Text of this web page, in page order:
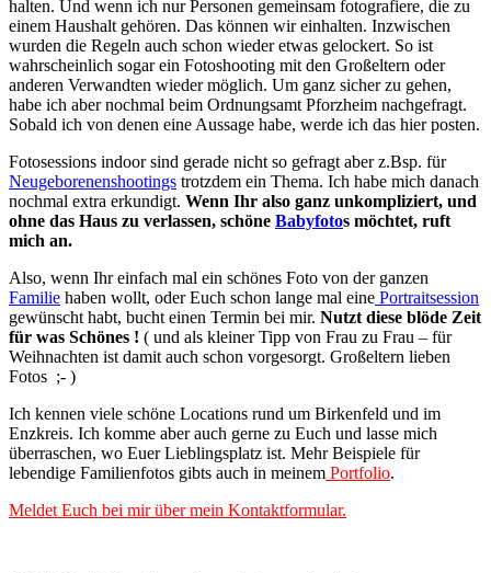
halten. Und wenn ich nur Personen gemeinsam fotografiere, die zu
einem Haushalt gehören. Das können wir einhalten. Inzwischen
wurden die Regeln auch schon wieder etwas gelockert. So ist
wahrscheinlich sogar ein Fotoshooting mit den Großeltern oder
anderen Verwandten wieder möglich. Um ganz sicher zu gehen,
habe ich aber nochmal beim Ordnungsamt Pforzheim nachgefragt.
Sobald ich von denen eine Aussage habe, werde ich das hier posten.
Fotosessions indoor sind gerade nicht so gefragt aber z.Bsp. für
Neugeborenenshootings trotzdem ein Thema. Ich habe mich danach
nochmal extra erkundigt. Wenn Ihr also ganz unkompliziert, und
ohne das Haus zu verlassen, schöne Babyfotos möchtet, ruft
mich an.
Also, wenn Ihr einfach mal ein schönes Foto von der ganzen
Familie haben wollt, oder Euch schon lange mal eine Portraitsession
gewünscht habt, bucht einen Termin bei mir. Nutzt diese blöde Zeit
für was Schönes ! ( und als kleiner Tipp von Frau zu Frau – für
Weihnachten ist damit auch schon vorgesorgt. Großeltern lieben
Fotos ;- )
Ich kennen viele schöne Locations rund um Birkenfeld und im
Enzkreis. Ich komme aber auch gerne zu Euch und lasse mich
überraschen, wo Euer Lieblingsplatz ist. Mehr Beispiele für
lebendige Familienfotos gibts auch in meinem Portfolio.
Meldet Euch bei mir über mein Kontaktformular.